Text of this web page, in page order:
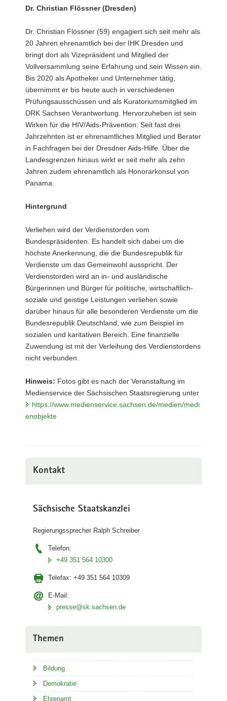
Dr. Christian Flössner (Dresden)
Dr. Christian Flössner (59) engagiert sich seit mehr als
20 Jahren ehrenamtlich bei der IHK Dresden und
bringt dort als Vizepräsident und Mitglied der
Vollversammlung seine Erfahrung und sein Wissen ein.
Bis 2020 als Apotheker und Unternehmer tätig,
übernimmt er bis heute auch in verschiedenen
Prüfungsausschüssen und als Kuratoriumsmitglied im
DRK Sachsen Verantwortung. Hervorzuheben ist sein
Wirken für die HIV/Aids-Prävention: Seit fast drei
Jahrzehnten ist er ehrenamtliches Mitglied und Berater
in Fachfragen bei der Dresdner Aids-Hilfe. Über die
Landesgrenzen hinaus wirkt er seit mehr als zehn
Jahren zudem ehrenamtlich als Honorarkonsul von
Panama.
Hintergrund
Verliehen wird der Verdienstorden vom
Bundespräsidenten. Es handelt sich dabei um die
höchste Anerkennung, die die Bundesrepublik für
Verdienste um das Gemeinwohl ausspricht. Der
Verdienstorden wird an in- und ausländische
Bürgerinnen und Bürger für politische, wirtschaftlich-
soziale und geistige Leistungen verliehen sowie
darüber hinaus für alle besonderen Verdienste um die
Bundesrepublik Deutschland, wie zum Beispiel im
sozialen und karitativen Bereich. Eine finanzielle
Zuwendung ist mit der Verleihung des Verdienstordens
nicht verbunden.
Hinweis: Fotos gibt es nach der Veranstaltung im
Medienservice der Sächsischen Staatsregierung unter
https://www.medienservice.sachsen.de/medien/medi
enobjekte
Kontakt
Sächsische Staatskanzlei
Regierungssprecher Ralph Schreiber
Telefon:
+49 351 564 10300
Telefax: +49 351 564 10309
E-Mail:
presse@sk.sachsen.de
Themen
Bildung
Demokratie
Ehrenamt